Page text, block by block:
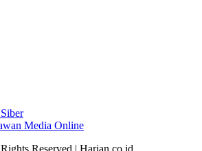
Media Online
Reserved | Harian.co.id